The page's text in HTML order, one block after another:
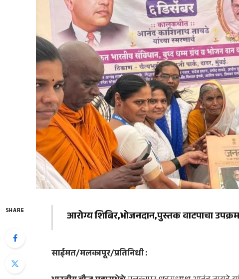
SHARE आरोग्य शिबिर,भोजनदान,पुस्तक वाटपाचा
साईमत/मलकापूर/प्रतिनिधी :